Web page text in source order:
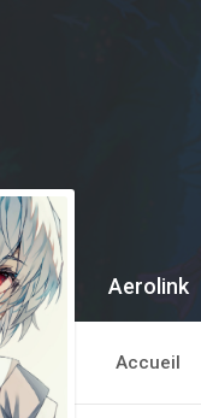
Aerolink
Accueil